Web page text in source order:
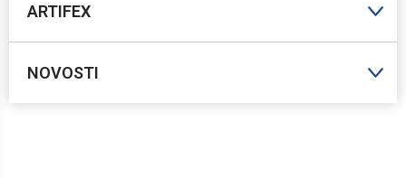
ARTIFEX
NOVOSTI